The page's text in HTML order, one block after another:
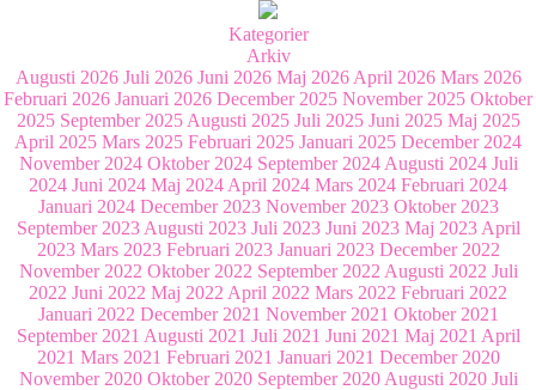
Kategorier
Arkiv
Augusti 2026 Juli 2026 Juni 2026 Maj 2026 April 2026 Mars 2026
Februari 2026 Januari 2026 December 2025 November 2025 Oktober
2025 September 2025 Augusti 2025 Juli 2025 Juni 2025 Maj 2025
April 2025 Mars 2025 Februari 2025 Januari 2025 December 2024
November 2024 Oktober 2024 September 2024 Augusti 2024 Juli
2024 Juni 2024 Maj 2024 April 2024 Mars 2024 Februari 2024
Januari 2024 December 2023 November 2023 Oktober 2023
September 2023 Augusti 2023 Juli 2023 Juni 2023 Maj 2023 April
2023 Mars 2023 Februari 2023 Januari 2023 December 2022
November 2022 Oktober 2022 September 2022 Augusti 2022 Juli
2022 Juni 2022 Maj 2022 April 2022 Mars 2022 Februari 2022
Januari 2022 December 2021 November 2021 Oktober 2021
September 2021 Augusti 2021 Juli 2021 Juni 2021 Maj 2021 April
2021 Mars 2021 Februari 2021 Januari 2021 December 2020
November 2020 Oktober 2020 September 2020 Augusti 2020 Juli